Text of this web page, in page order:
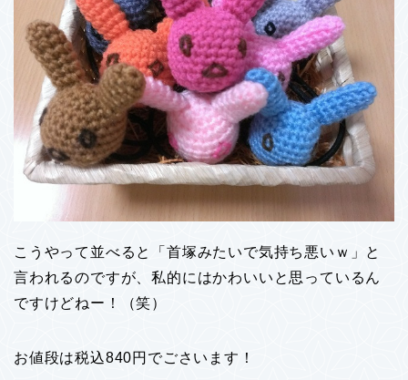
こうやって並べると「首塚みたいで気持ち悪いｗ」と
言われるのですが、私的にはかわいいと思っているん
ですけどねー！（笑）
お値段は税込840円でごさいます！